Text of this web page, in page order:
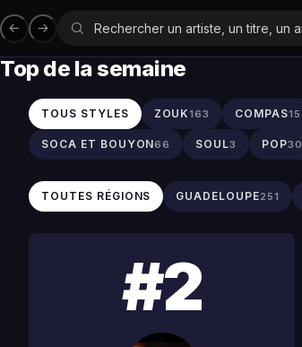
Top de la semaine
TOUS STYLES ZOUK163 COMPAS15
SOCA ET BOUYON66 SOUL3 POP30
TOUTES RÉGIONS GUADELOUPE251
#2